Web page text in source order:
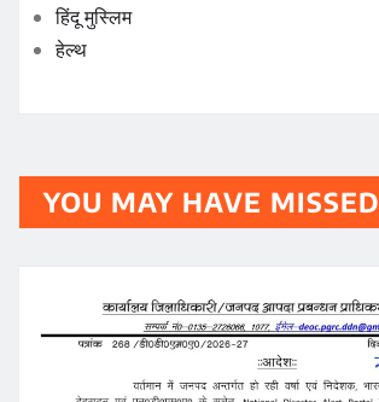
हिंदू मुस्लिम
हेल्थ
YOU MAY HAVE MISSED